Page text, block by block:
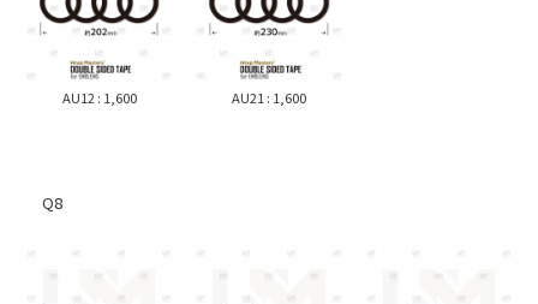
AU12 : 1,600 AU21 : 1,600
Q8